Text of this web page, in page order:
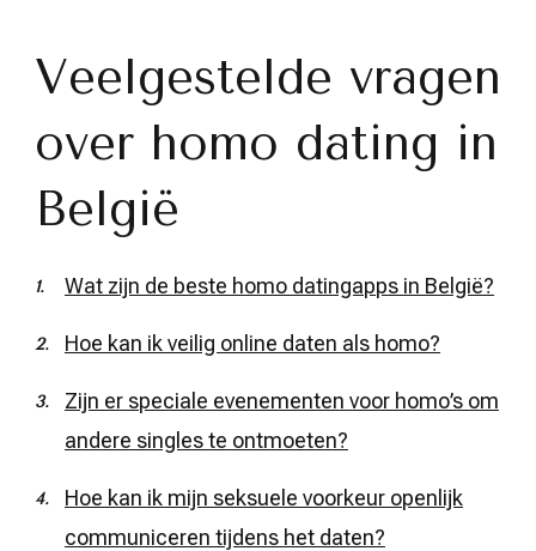
Veelgestelde vragen
over homo dating in
België
Wat zijn de beste homo datingapps in België?
Hoe kan ik veilig online daten als homo?
Zijn er speciale evenementen voor homo’s om
andere singles te ontmoeten?
Hoe kan ik mijn seksuele voorkeur openlijk
communiceren tijdens het daten?